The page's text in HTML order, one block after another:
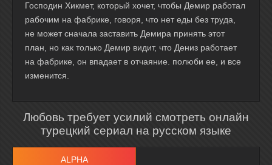
Господин Хикмет, который хочет, чтобы Демир работал
рабочим на фабрике, говоря, что нет еды без труда,
не может сначала заставить Демира принять этот
план, но как только Демир видит, что Дениз работает
на фабрике, он впадает в отчаяние. полюби ее, и все
изменится.
Любовь требует усилий смотреть онлайн
турецкий сериал на русском языке
ALPHA